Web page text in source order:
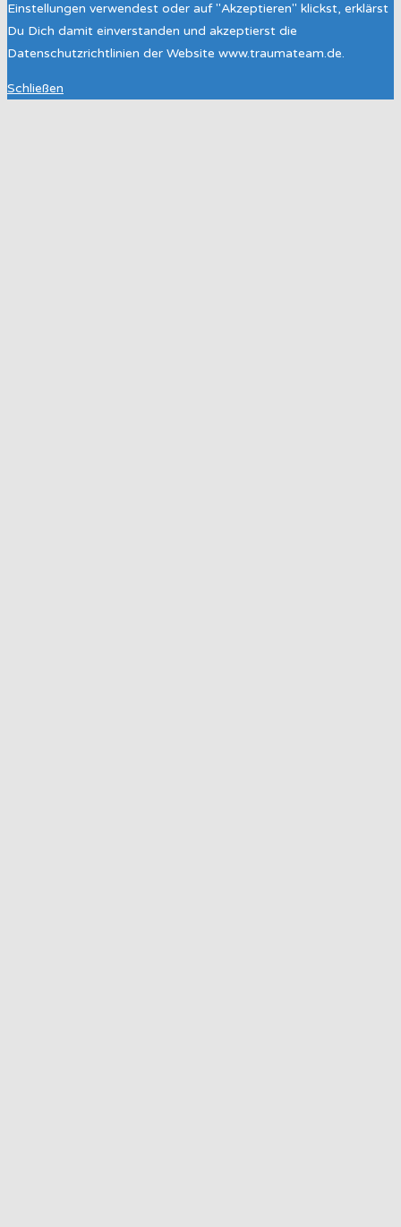
Einstellungen verwendest oder auf "Akzeptieren" klickst, erklärst
Du Dich damit einverstanden und akzeptierst die
Datenschutzrichtlinien der Website www.traumateam.de.
Schließen